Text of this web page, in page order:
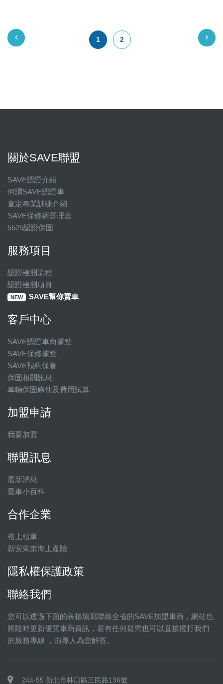
1 2
關於SAVE聯盟
SAVE認證介紹
何謂SAVE認證車
查定專業訓練介紹
SAVE保修經營理念
5525認證保固
服務項目
認證檢測流程
認證檢測項目
NEW SAVE幫你賣車
客戶中心
SAVE認證車商據點
SAVE保修據點
SAVE預約保養
保固相關訊息
車輛保固條件及費用試算
加盟申請
我要加盟
聯盟訊息
最新消息
愛車小百科
合作企業
格上租車
新安東京海上產險
隱私權保護政策
聯絡我們
您可以透過下面的表格填寫聯絡全省的SAVE加盟車商，網站也
將隨時更新優質車商資訊，若有任何疑問也可以直接撥打我們
的服務專線 ，由專人為您解答。
244-55 新北市林口區三民路136號